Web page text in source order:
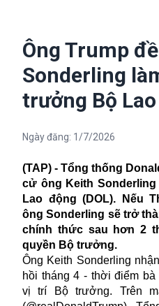
Ông Trump
Sonderling
trưởng Bộ
Ngày đăng: 1/7/2026
(TAP) - Tổng thống
cử ông Keith
Lao động (DOL). Nếu
ông Sonderling sẽ trở
chính thức sau hơn 2
quyền Bộ trưởng.
Ông Keith Sonderling
hồi tháng 4 - thời điểm
vị trí Bộ trưởng. Trên